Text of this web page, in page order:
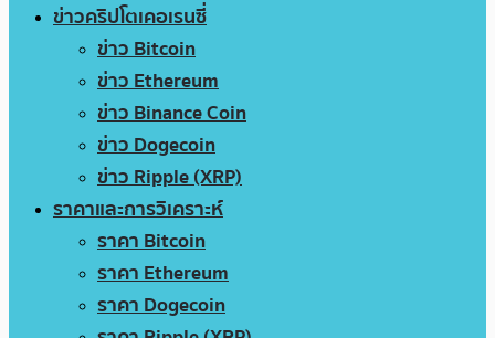
ข่าวคริปโตเคอเรนซี่
ข่าว Bitcoin
ข่าว Ethereum
ข่าว Binance Coin
ข่าว Dogecoin
ข่าว Ripple (XRP)
ราคาและการวิเคราะห์
ราคา Bitcoin
ราคา Ethereum
ราคา Dogecoin